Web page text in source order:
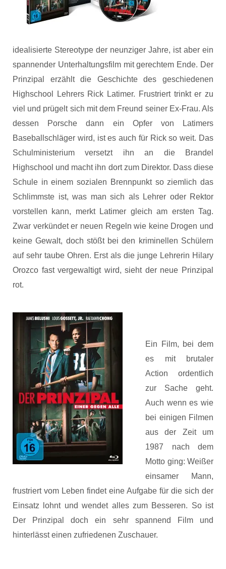
idealisierte Stereotype der neunziger Jahre, ist aber ein
spannender Unterhaltungsfilm mit gerechtem Ende. Der
Prinzipal erzählt die Geschichte des geschiedenen
Highschool Lehrers Rick Latimer. Frustriert trinkt er zu
viel und prügelt sich mit dem Freund seiner Ex-Frau. Als
dessen Porsche dann ein Opfer von Latimers
Baseballschläger wird, ist es auch für Rick so weit. Das
Schulministerium versetzt ihn an die Brandel
Highschool und macht ihn dort zum Direktor. Dass diese
Schule in einem sozialen Brennpunkt so ziemlich das
Schlimmste ist, was man sich als Lehrer oder Rektor
vorstellen kann, merkt Latimer gleich am ersten Tag.
Zwar verkündet er neuen Regeln wie keine Drogen und
keine Gewalt, doch stößt bei den kriminellen Schülern
auf sehr taube Ohren. Erst als die junge Lehrerin Hilary
Orozco fast vergewaltigt wird, sieht der neue Prinzipal
rot.
Ein Film, bei dem
es mit brutaler
Action ordentlich
zur Sache geht.
Auch wenn es wie
bei einigen Filmen
aus der Zeit um
1987 nach dem
Motto ging: Weißer
einsamer Mann,
frustriert vom Leben findet eine Aufgabe für die sich der
Einsatz lohnt und wendet alles zum Besseren. So ist
Der Prinzipal doch ein sehr spannend Film und
hinterlässt einen zufriedenen Zuschauer.